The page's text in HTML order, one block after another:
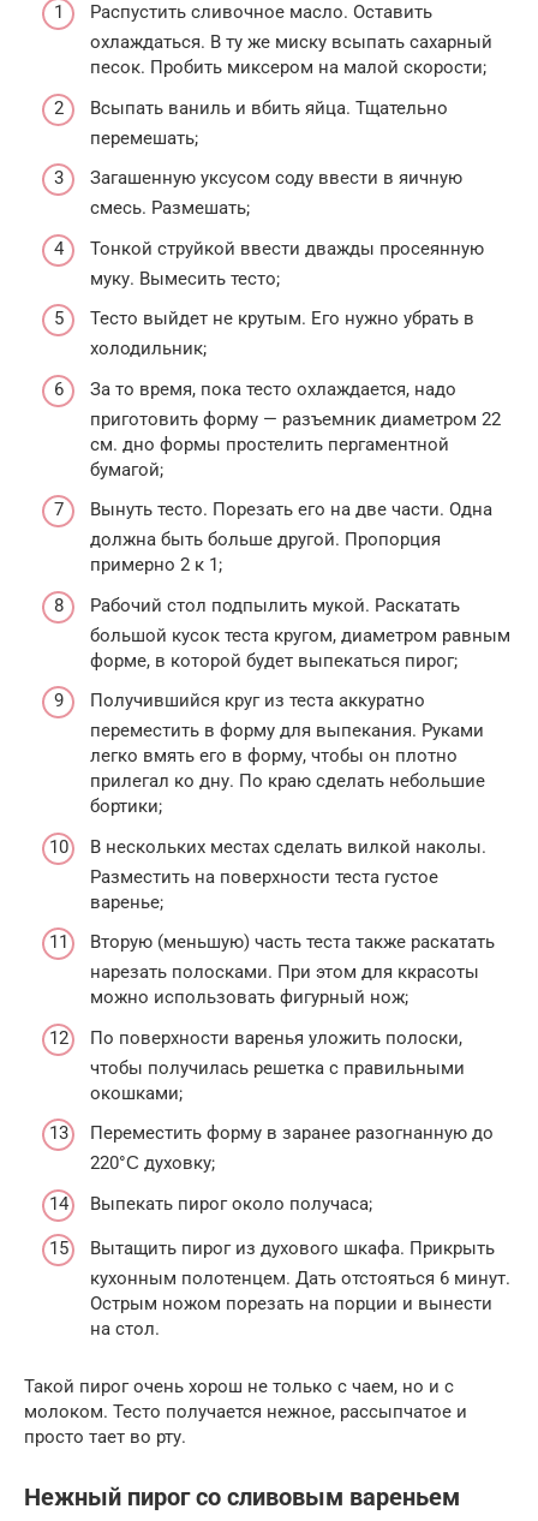
Распустить сливочное масло. Оставить
охлаждаться. В ту же миску всыпать сахарный
песок. Пробить миксером на малой скорости;
Всыпать ваниль и вбить яйца. Тщательно
перемешать;
Загашенную уксусом соду ввести в яичную
смесь. Размешать;
Тонкой струйкой ввести дважды просеянную
муку. Вымесить тесто;
Тесто выйдет не крутым. Его нужно убрать в
холодильник;
За то время, пока тесто охлаждается, надо
приготовить форму — разъемник диаметром 22
см. дно формы простелить пергаментной
бумагой;
Вынуть тесто. Порезать его на две части. Одна
должна быть больше другой. Пропорция
примерно 2 к 1;
Рабочий стол подпылить мукой. Раскатать
большой кусок теста кругом, диаметром равным
форме, в которой будет выпекаться пирог;
Получившийся круг из теста аккуратно
переместить в форму для выпекания. Руками
легко вмять его в форму, чтобы он плотно
прилегал ко дну. По краю сделать небольшие
бортики;
В нескольких местах сделать вилкой наколы.
Разместить на поверхности теста густое
варенье;
Вторую (меньшую) часть теста также раскатать
нарезать полосками. При этом для ккрасоты
можно использовать фигурный нож;
По поверхности варенья уложить полоски,
чтобы получилась решетка с правильными
окошками;
Переместить форму в заранее разогнанную до
220°Ϲ духовку;
Выпекать пирог около получаса;
Вытащить пирог из духового шкафа. Прикрыть
кухонным полотенцем. Дать отстояться 6 минут.
Острым ножом порезать на порции и вынести
на стол.
Такой пирог очень хорош не только с чаем, но и с
молоком. Тесто получается нежное, рассыпчатое и
просто тает во рту.
Нежный пирог со сливовым вареньем